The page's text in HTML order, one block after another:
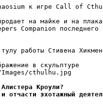
к игре Call of
на майке и на
Companion последнего
работы Стивена
в скульптуре
cthulhu.jpg
Кроули?
отчасти эхотажный